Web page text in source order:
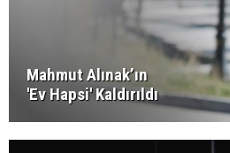
Mahmut Alınak’ın
'Ev Hapsi' Kaldırıldı